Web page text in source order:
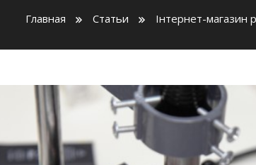
Главная Статьи Інтернет-магазин